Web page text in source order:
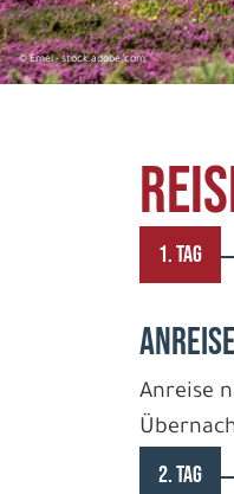
© Emel - stock.adobe.com
1. TAG
ANREISE
Anreise
2. TAG